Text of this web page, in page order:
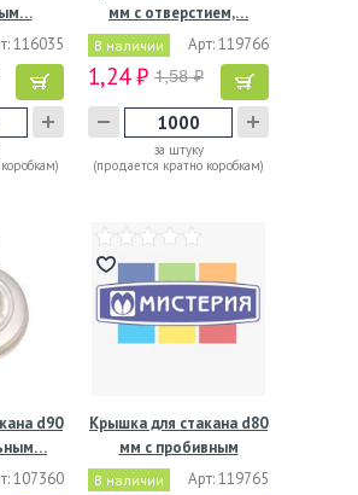
116035
мм с отверстием,…
В наличии Арт: 119766
1,24 ₽ 1,58 ₽
за штуку
(продается кратно коробкам)
d90
107360
Крышка для стакана d80
мм с пробивным
слотом…
В наличии Арт: 119765